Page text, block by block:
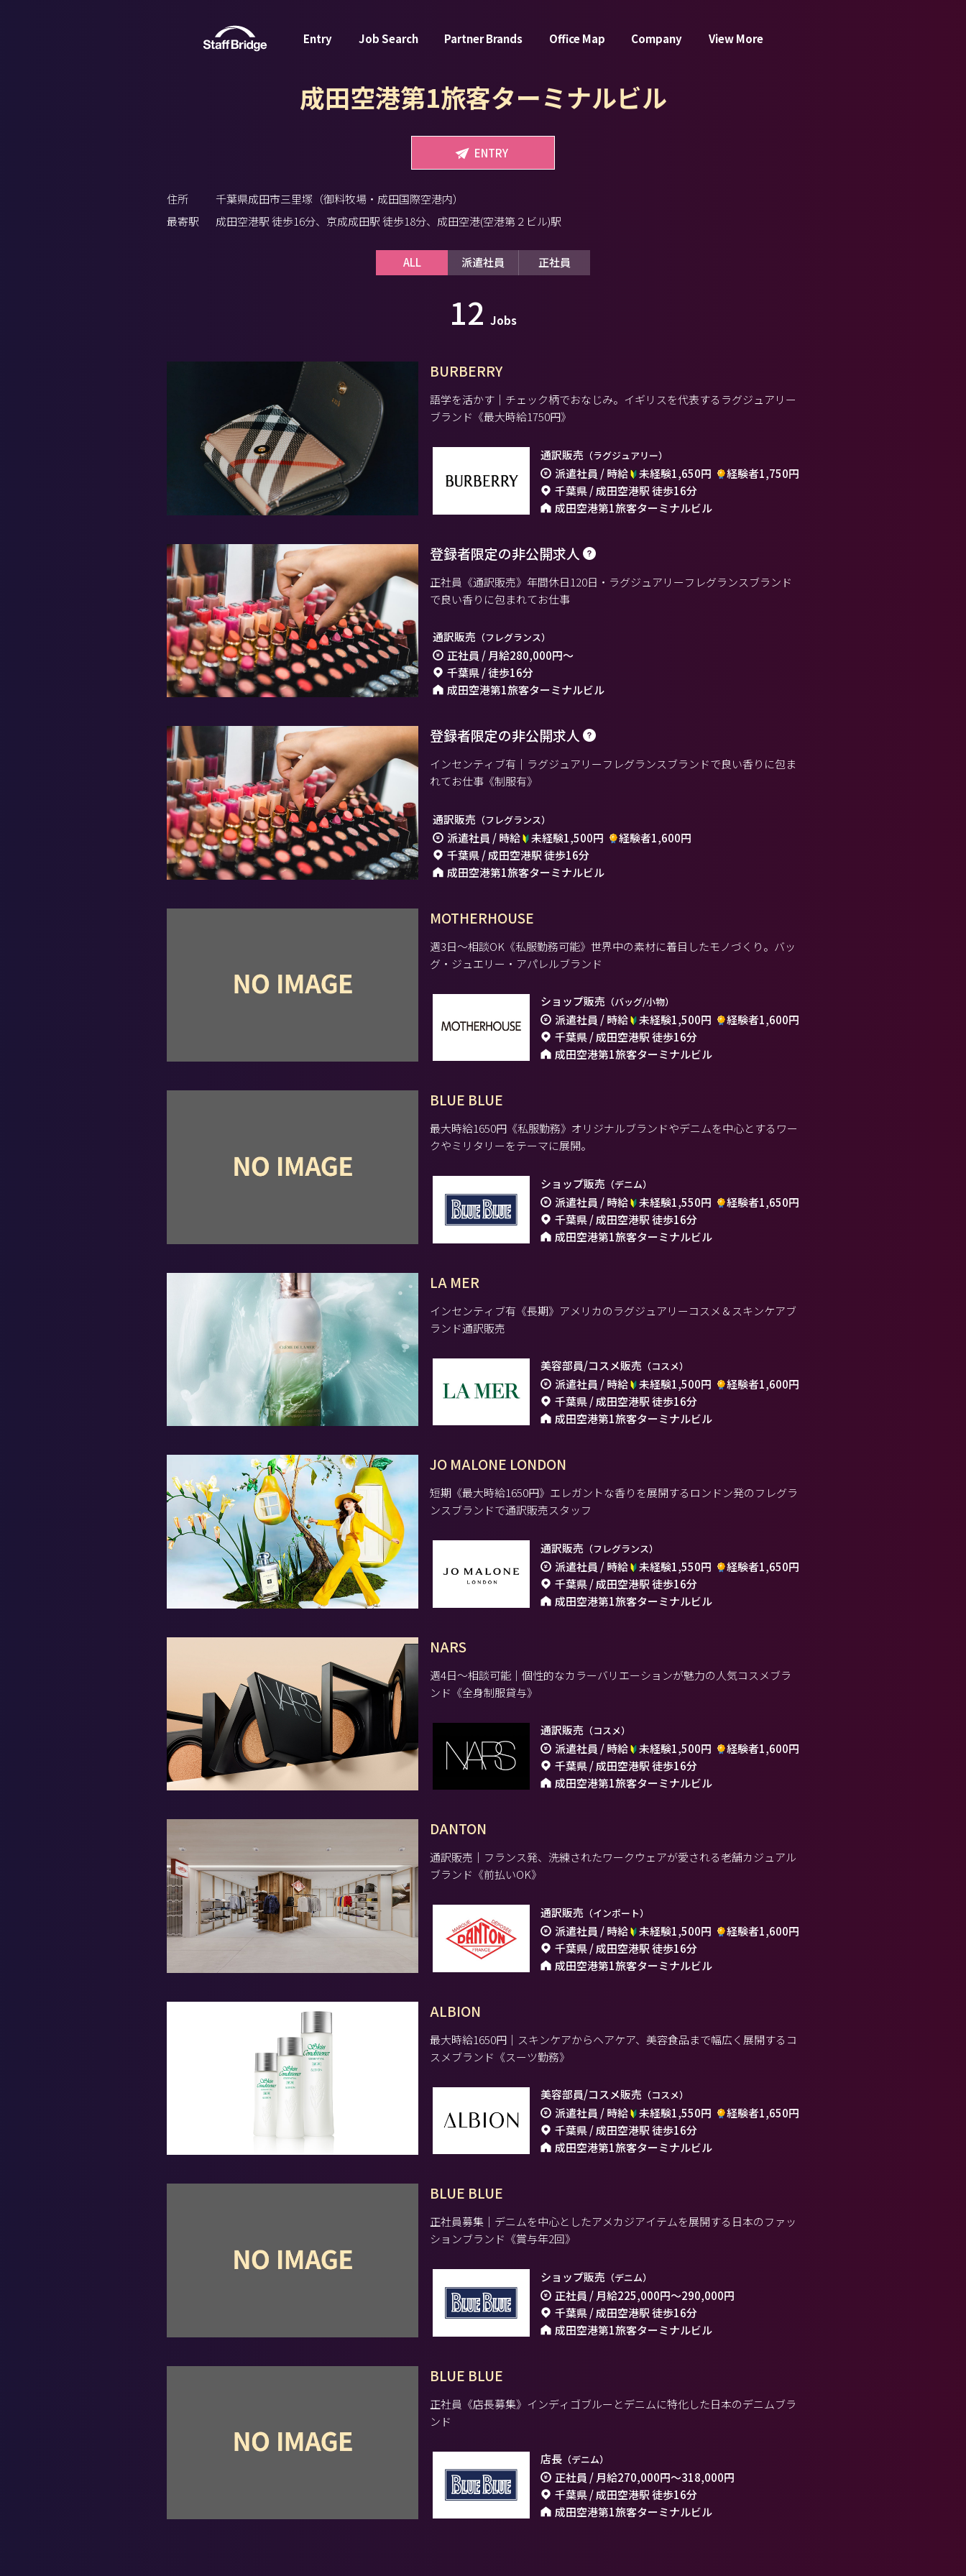
Entry Job Search Partner Brands Office Map Company View More
成田空港第1旅客ターミナルビル
ENTRY
住所
千葉県成田市三里塚（御料牧場・成田国際空港内）
最寄駅
成田空港駅 徒歩16分、京成成田駅 徒歩18分、成田空港(空港第２ビル)駅
ALL 派遣社員 正社員
12 Jobs
BURBERRY
語学を活かす｜チェック柄でおなじみ。イギリスを代表するラグジュアリー
ブランド《最大時給1750円》
通訳販売 （ラグジュアリー）
派遣社員 / 時給 未経験1,650円
経験者1,750円
千葉県 / 成田空港駅 徒歩16分
成田空港第1旅客ターミナルビル
登録者限定の非公開求人
正社員《通訳販売》年間休日120日・ラグジュアリーフレグランスブランド
で良い香りに包まれてお仕事
通訳販売 （フレグランス）
正社員 / 月給280,000円～
千葉県 / 徒歩16分
成田空港第1旅客ターミナルビル
登録者限定の非公開求人
インセンティブ有｜ラグジュアリーフレグランスブランドで良い香りに包ま
れてお仕事《制服有》
通訳販売 （フレグランス）
派遣社員 / 時給 未経験1,500円
経験者1,600円
千葉県 / 成田空港駅 徒歩16分
成田空港第1旅客ターミナルビル
MOTHERHOUSE
週3日～相談OK《私服勤務可能》世界中の素材に着目したモノづくり。バッ
グ・ジュエリー・アパレルブランド
ショップ販売 （バッグ/小物）
派遣社員 / 時給 未経験1,500円
経験者1,600円
千葉県 / 成田空港駅 徒歩16分
成田空港第1旅客ターミナルビル
BLUE BLUE
最大時給1650円《私服勤務》オリジナルブランドやデニムを中心とするワー
クやミリタリーをテーマに展開。
ショップ販売 （デニム）
派遣社員 / 時給 未経験1,550円
経験者1,650円
千葉県 / 成田空港駅 徒歩16分
成田空港第1旅客ターミナルビル
LA MER
インセンティブ有《長期》アメリカのラグジュアリーコスメ＆スキンケアブ
ランド通訳販売
美容部員/コスメ販売 （コスメ）
派遣社員 / 時給 未経験1,500円
経験者1,600円
千葉県 / 成田空港駅 徒歩16分
成田空港第1旅客ターミナルビル
JO MALONE LONDON
短期《最大時給1650円》エレガントな香りを展開するロンドン発のフレグラ
ンスブランドで通訳販売スタッフ
通訳販売 （フレグランス）
派遣社員 / 時給 未経験1,550円
経験者1,650円
千葉県 / 成田空港駅 徒歩16分
成田空港第1旅客ターミナルビル
NARS
週4日〜相談可能｜個性的なカラーバリエーションが魅力の人気コスメブラ
ンド《全身制服貸与》
通訳販売 （コスメ）
派遣社員 / 時給 未経験1,500円
経験者1,600円
千葉県 / 成田空港駅 徒歩16分
成田空港第1旅客ターミナルビル
DANTON
通訳販売｜フランス発、洗練されたワークウェアが愛される老舗カジュアル
ブランド《前払いOK》
通訳販売 （インポート）
派遣社員 / 時給 未経験1,500円
経験者1,600円
千葉県 / 成田空港駅 徒歩16分
成田空港第1旅客ターミナルビル
ALBION
最大時給1650円｜スキンケアからヘアケア、美容食品まで幅広く展開するコ
スメブランド《スーツ勤務》
美容部員/コスメ販売 （コスメ）
派遣社員 / 時給 未経験1,550円
経験者1,650円
千葉県 / 成田空港駅 徒歩16分
成田空港第1旅客ターミナルビル
BLUE BLUE
正社員募集｜デニムを中心としたアメカジアイテムを展開する日本のファッ
ションブランド《賞与年2回》
ショップ販売 （デニム）
正社員 / 月給225,000円～290,000円
千葉県 / 成田空港駅 徒歩16分
成田空港第1旅客ターミナルビル
BLUE BLUE
正社員《店長募集》インディゴブルーとデニムに特化した日本のデニムブラ
ンド
店長 （デニム）
正社員 / 月給270,000円～318,000円
千葉県 / 成田空港駅 徒歩16分
成田空港第1旅客ターミナルビル